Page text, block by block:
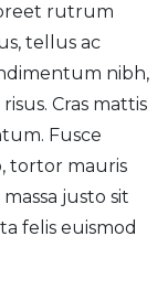
rutrum
tellus ac
nibh,
Cras mattis
Fusce
tortor mauris
justo sit
felis euismod